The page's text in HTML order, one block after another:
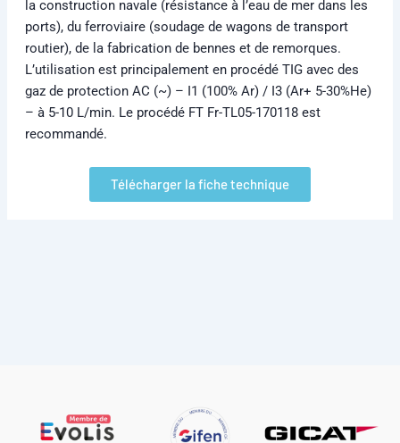
ports), du ferroviaire (soudage de wagons de transport
routier), de la fabrication de bennes et de remorques.
L’utilisation est principalement en procédé TIG avec des
gaz de protection AC (~) – I1 (100% Ar) / I3 (Ar+ 5-30%He)
– à 5-10 L/min. Le procédé FT Fr-TL05-170118 est
recommandé.
Télécharger la fiche technique